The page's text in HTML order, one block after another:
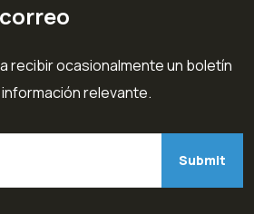
recibir ocasionalmente un boletín
relevante.